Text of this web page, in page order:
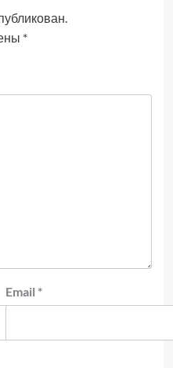
*
Email *